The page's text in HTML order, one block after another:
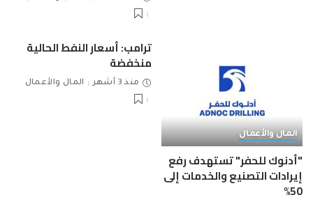
المال والأعمال
"أدنوك للحفر" تستهدف رفع
إيرادات التصنيع والخدمات إلى
50%
ترامب: أسعار النفط الحالية
منخفضة
منذ 3 أشهر المال والأعمال